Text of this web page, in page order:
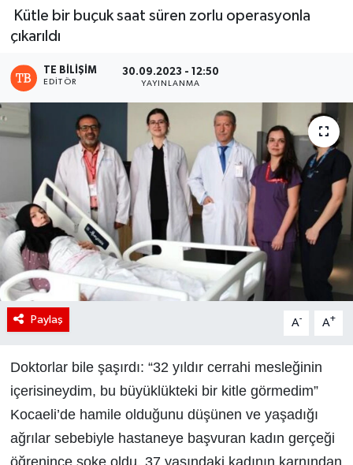
Kütle bir buçuk saat süren zorlu operasyonla
çıkarıldı
TE BILIŞIM
EDITÖR
30.09.2023 - 12:50
YAYINLANMA
Paylaş A- A+
Doktorlar bile şaşırdı: “32 yıldır cerrahi mesleğinin
içerisineydim, bu büyüklükteki bir kitle görmedim”
Kocaeli’de hamile olduğunu düşünen ve yaşadığı
ağrılar sebebiyle hastaneye başvuran kadın gerçeği
öğrenince şoke oldu. 37 yaşındaki kadının karnından